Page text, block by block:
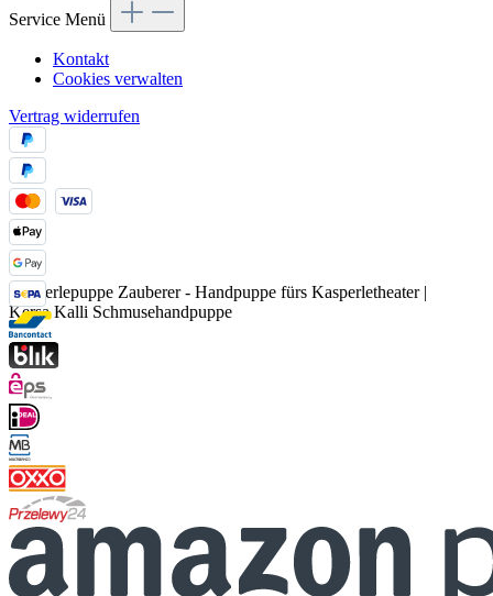
Kasperlepuppe Zauberer - Handpuppe fürs Kasperletheater |
Kersa Kalli Schmusehandpuppe
Service Menü
Kontakt
Cookies verwalten
Vertrag widerrufen